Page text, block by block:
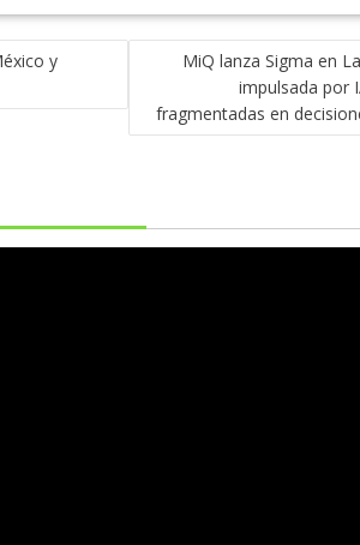
y
MiQ lanza Sigma en
impulsada por
fragmentadas en